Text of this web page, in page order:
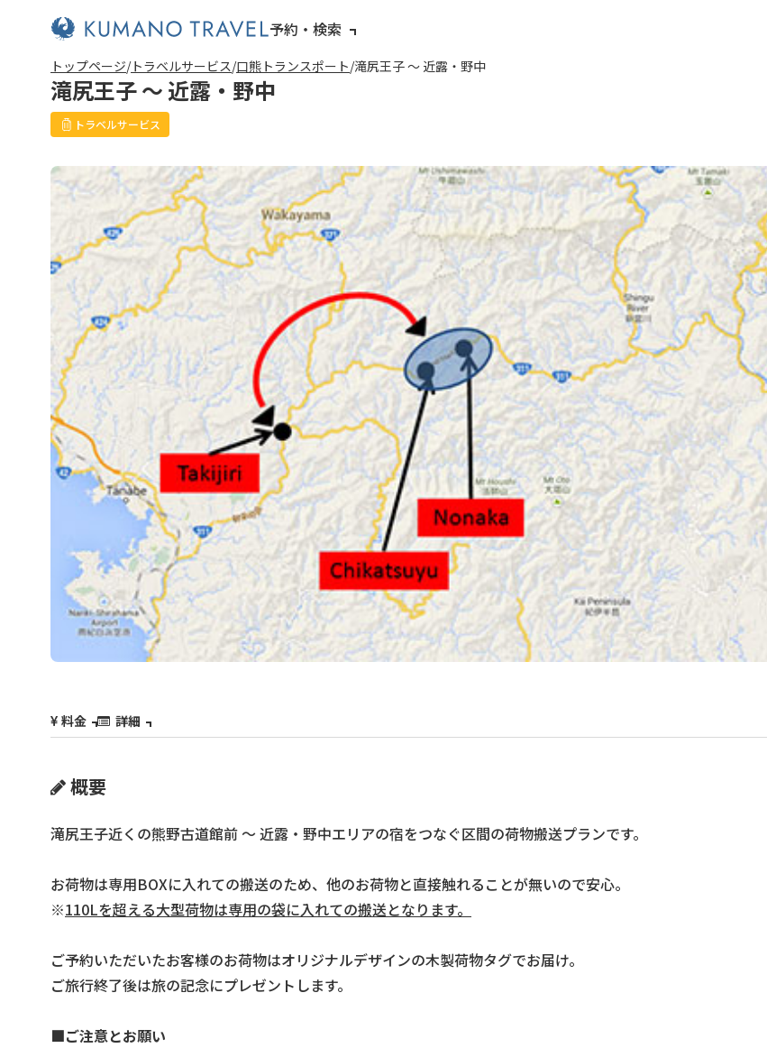
予約・検索
トップページ トラベルサービス 口熊トランスポート 滝尻王子 ～ 近露・野中
滝尻王子 ～ 近露・野中
トラベルサービス
料金 詳細
概要
滝尻王子近くの熊野古道館前 ～ 近露・野中エリアの宿をつなぐ区間の荷物搬送プランです。
お荷物は専用BOXに入れての搬送のため、他のお荷物と直接触れることが無いので安心。
※110Lを超える大型荷物は専用の袋に入れての搬送となります。
ご予約いただいたお客様のお荷物はオリジナルデザインの木製荷物タグでお届け。
ご旅行終了後は旅の記念にプレゼントします。
■ご注意とお願い